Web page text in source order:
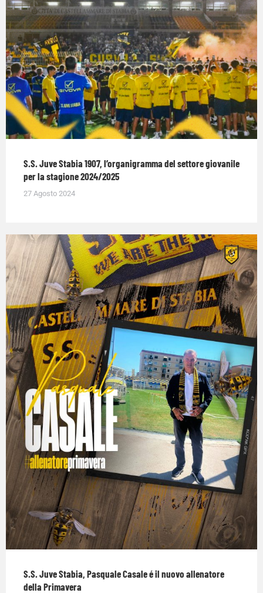
S.S. Juve Stabia 1907, l’organigramma del settore giovanile
per la stagione 2024/2025
27 Agosto 2024
S.S. Juve Stabia, Pasquale Casale é il nuovo allenatore
della Primavera